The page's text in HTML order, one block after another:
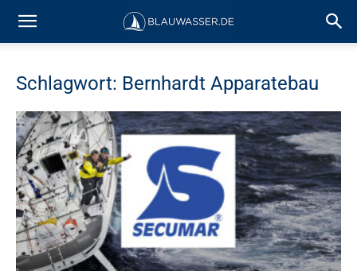
Schlagwort: Bernhardt Apparatebau